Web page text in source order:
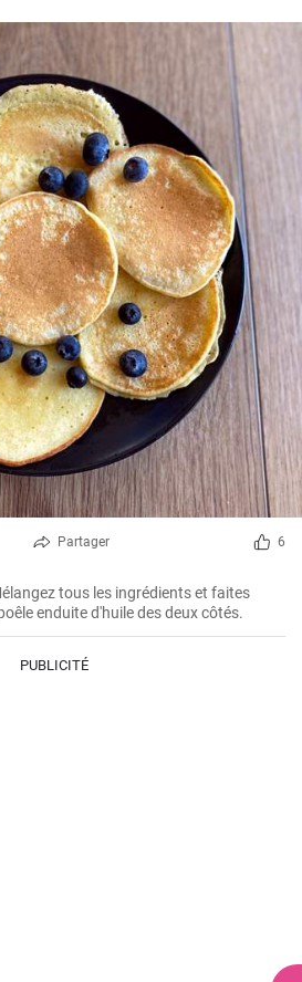
Partager 6
tous les ingrédients et faites
enduite d'huile des deux côtés.
PUBLICITÉ